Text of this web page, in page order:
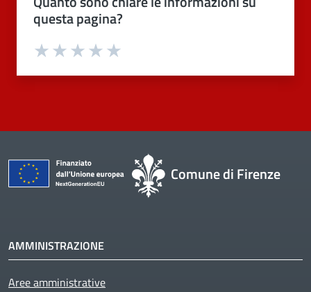
questa pagina?
Valuta 4 stelle su 5
Valuta 3 stelle su 5
Valuta 2 stelle su 5
Valuta 1 stelle su 5
Comune di Firenze
AMMINISTRAZIONE
Aree amministrative